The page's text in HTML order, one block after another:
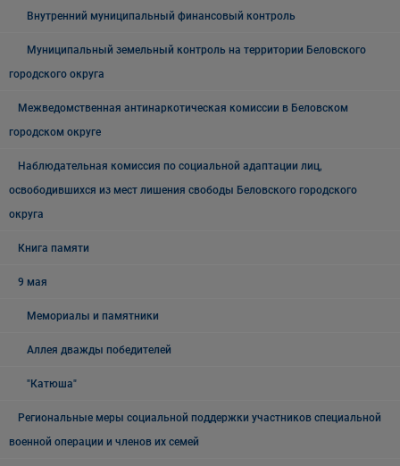
Внутренний муниципальный финансовый контроль
Муниципальный земельный контроль на территории Беловского
городского округа
Межведомственная антинаркотическая комиссии в Беловском
городском округе
Наблюдательная комиссия по социальной адаптации лиц,
освободившихся из мест лишения свободы Беловского городского
округа
Книга памяти
9 мая
Мемориалы и памятники
Аллея дважды победителей
"Катюша"
Региональные меры социальной поддержки участников специальной
военной операции и членов их семей